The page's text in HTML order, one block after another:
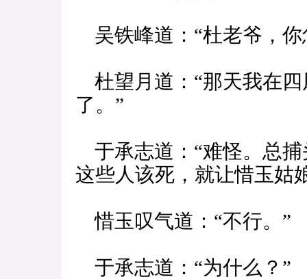
吴铁峰道：“杜老爷，你
杜望月道：“那天我在
了。”
于承志道：“难怪。总
这些人该死，就让惜玉姑
惜玉叹气道：“不行。”
于承志道：“为什么？”